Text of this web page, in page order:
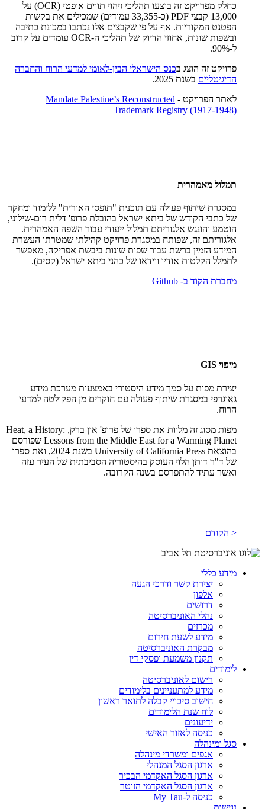
כחלק מפרויקט זה בוצעו תהליכי זיהוי תווים אופטי (OCR) על
13,000 קבצי PDF (כ-33,355 עמודים) שמכילים את בקשות
הפטנט המקוריות. אף על פי שקבצים אלו נכתבו במכונת כתיבה
ובשפות שונות, אחוזי הדיוק של תהליכי ה-OCR עומדים על קרוב
ל-90%.
פרויקט זה הוצג בכנס הישראלי הבין-לאומי למדעי הרוח והחברה
הדיגיטליים בשנת 2025.
לאתר הפרויקט - Mandate Palestine’s Reconstructed
Trademark Registry (1917-1948)
תמלול מאמהרית
במסגרת שיתוף פעולה עם תוכנית "תופסי האורית" ללימוד ומחקר
של כתבי הקודש של ביתא ישראל בהובלת פרופ' דלית רום-שילוני,
הוטמע והונגש אלגוריתם תמלול ייעודי עבור השפה האמהרית.
אלגוריתם זה, שפותח במסגרת פרויקט קהילתי שמטרתו העשרת
המידע הזמין ברשת עבור שפות שונות ביבשת אפריקה, מאפשר
לתמלל הקלטות אודיו ווידאו של כהני ביתא ישראל (קסים).
מחברת הקוד ב- Github
מיפוי GIS
יצירת מפות על סמך מידע היסטורי באמצעות מערכת מידע
גאוגרפי במסגרת שיתוף פעולה עם חוקרים מן הפקולטה למדעי
הרוח.
מפות מסוג זה מלוות את ספרו של פרופ' און ברק, Heat, a History:
Lessons from the Middle East for a Warming Planet שפורסם
בהוצאת University of California Press בשנת 2024, ואת ספרו
של ד"ר דותן הלוי העוסק בהיסטוריה הסביבתית של העיר עזה
ואשר עתיד להתפרסם בשנה הקרובה.
< הקודם
מידע כללי
יצירת קשר ודרכי הגעה
אלפון
דרושים
נהלי האוניברסיטה
מכרזים
מידע לשעת חירום
מבקרת האוניברסיטה
תקנון משמעת ופסקי דין
לימודים
רישום לאוניברסיטה
מידע למתעניינים בלימודים
חישוב סיכויי קבלה לתואר ראשון
לוח שנת הלימודים
ידיעונים
כניסה לאזור האישי
סגל ומינהלה
אגפים ומשרדי מינהלה
ארגון הסגל המנהלי
ארגון הסגל האקדמי הבכיר
ארגון הסגל האקדמי הזוטר
כניסה ל-My Tau